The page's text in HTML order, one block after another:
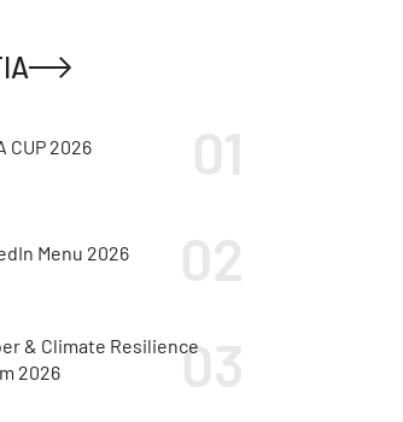
CUP 2026
Menu 2026
& Climate Resilience
2026